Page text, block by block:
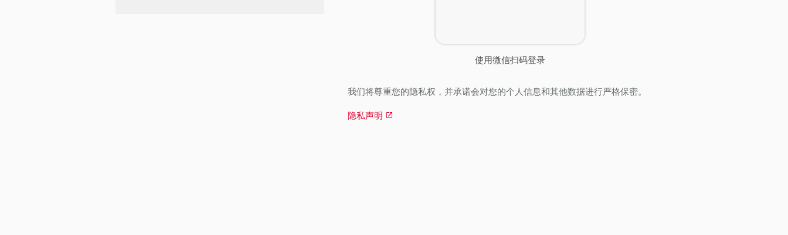
使用微信扫码登录
我们将尊重您的隐私权，并承诺会对您的个人信息和其他数据进行严格保密。
隐私声明